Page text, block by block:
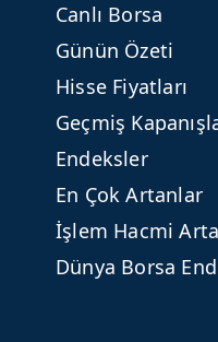
Canlı Borsa
Günün Özeti
Hisse Fiyatları
Geçmiş
Endeksler
En Çok Artanlar
İşlem Hacmi
Dünya Borsa